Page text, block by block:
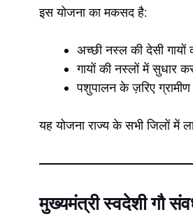
इस योजना का मकसद है:
अच्छी नस्ल की देसी गायों
गायों की नस्लों में सुधार
पशुपालन के ज़रिए
यह योजना राज्य के सभी जिलों में
मुख्यमंत्री स्वदेशी गौ